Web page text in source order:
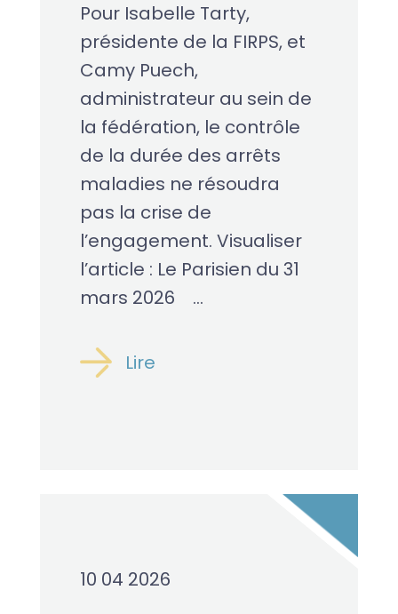
Pour Isabelle Tarty,
présidente de la FIRPS, et
Camy Puech,
administrateur au sein de
la fédération, le contrôle
de la durée des arrêts
maladies ne résoudra
pas la crise de
l’engagement. Visualiser
l’article : Le Parisien du 31
mars 2026 ...
Lire
10 04 2026